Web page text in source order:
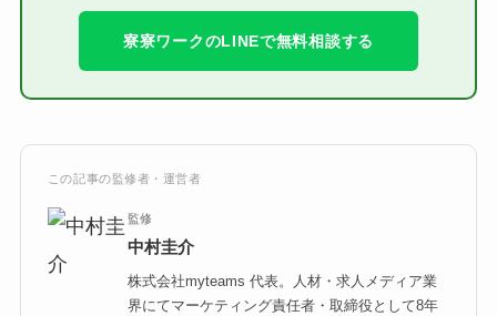
寮寮ワークのLINEで無料相談する
この記事の監修者・運営者
監修
中村圭介
株式会社myteams 代表。人材・求人メディア業
界にてマーケティング責任者・取締役として8年